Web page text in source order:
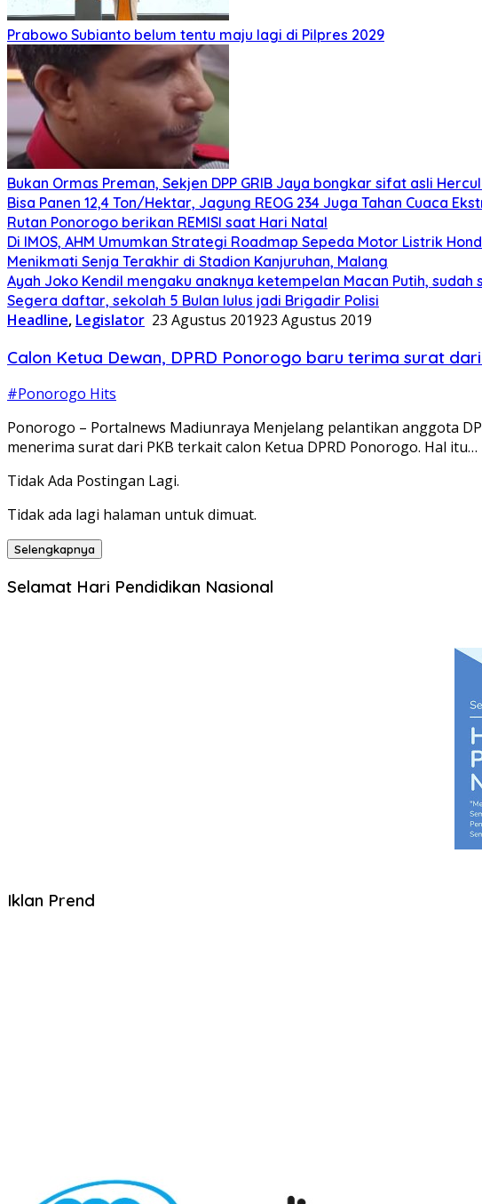
Prabowo Subianto belum tentu maju lagi di Pilpres 2029
Bukan Ormas Preman, Sekjen DPP GRIB Jaya bongkar sifat asli
Bisa Panen 12,4 Ton/Hektar, Jagung REOG 234 Juga Tahan Cuaca
Rutan Ponorogo berikan REMISI saat Hari Natal
Di IMOS, AHM Umumkan Strategi Roadmap Sepeda Motor Listrik
Menikmati Senja Terakhir di Stadion Kanjuruhan, Malang
Ayah Joko Kendil mengaku anaknya ketempelan Macan Putih, sudah
Segera daftar, sekolah 5 Bulan lulus jadi Brigadir Polisi
Headline, Legislator 23 Agustus 201923 Agustus 2019
Calon Ketua Dewan, DPRD Ponorogo baru terima surat
#Ponorogo Hits
Ponorogo – Portalnews Madiunraya Menjelang pelantikan anggota
menerima surat dari PKB terkait calon Ketua DPRD Ponorogo. Hal itu…
Tidak Ada Postingan Lagi.
Tidak ada lagi halaman untuk dimuat.
Selengkapnya
Selamat Hari Pendidikan Nasional
Iklan Prend